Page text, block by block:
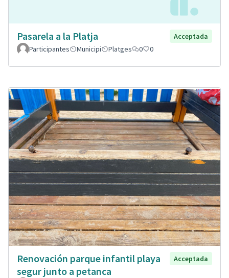
Pasarela a la Platja
Acceptada
Participantes
Municipi Platges 0 0
Renovación parque infantil playa
segur junto a petanca
Acceptada